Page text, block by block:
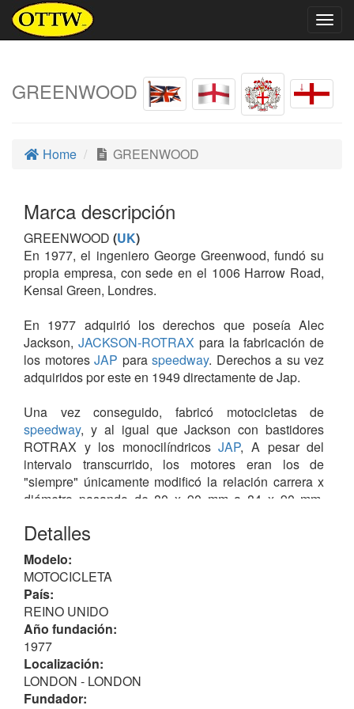
GREENWOOD
Home GREENWOOD
Marca descripción
GREENWOOD (UK)
En 1977, el ingeniero George Greenwood, fundó su
propia empresa, con sede en el 1006 Harrow Road,
Kensal Green, Londres.
En 1977 adquirió los derechos que poseía Alec
Jackson, JACKSON-ROTRAX para la fabricación de
los motoresJAP paraspeedway. Derechos a su vez
adquiridos por este en 1949 directamente de Jap.
Una vez conseguido, fabricó motocicletas de
speedway, y al igual que Jackson con bastidores
ROTRAX y los monocilíndricosJAP, A pesar del
intervalo transcurrido, los motores eran los de
"siempre" únicamente modificó la relación carrera x
diámetro pasando de 80 x 90 mm a 84 x 90 mm,
alrededor de 50 CV de potencia.
El tiempo de producción fue inferior al del anterior
constructor ...
No confundir con las
Detalles
Modelo:
MOTOCICLETA
País:
REINO UNIDO
Año fundación:
1977
Localización:
LONDON - LONDON
Fundador: